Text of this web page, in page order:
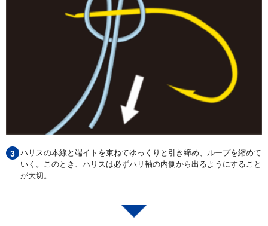
ハリスの本線と端イトを束ねてゆっくりと引き締め、ループを縮めて
いく。このとき、ハリスは必ずハリ軸の内側から出るようにすること
が大切。